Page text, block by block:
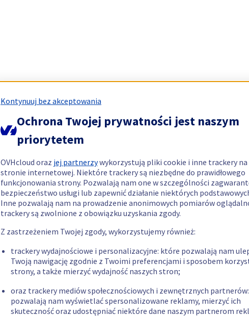
Kontynuuj bez akceptowania
Ochrona Twojej prywatności jest naszym
priorytetem
OVHcloud oraz jej partnerzywykorzystują pliki cookie i inne trackery na
stronie internetowej. Niektóre trackery są niezbędne do prawidłowego
funkcjonowania strony. Pozwalają nam one w szczególności
bezpieczeństwo usługi lub zapewnić działanie niektórych
Inne pozwalają nam na prowadzenie anonimowych pomiarów
trackery są zwolnione z obowiązku uzyskania zgody.
Z zastrzeżeniem Twojej zgody, wykorzystujemy również:
trackery wydajnościowe i personalizacyjne: które pozwalają nam
Twoją nawigację zgodnie z Twoimi preferencjami i sposobem
strony, a także mierzyć wydajność naszych stron;
oraz trackery mediów społecznościowych i zewnętrznych
pozwalają nam wyświetlać spersonalizowane reklamy, mierzyć ich
skuteczność oraz udostępniać niektóre dane naszym partnerom